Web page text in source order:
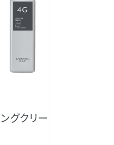
グクリー